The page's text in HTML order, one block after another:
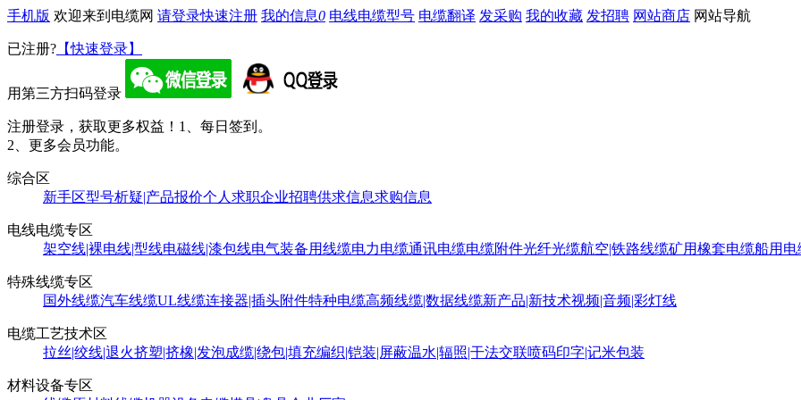
手机版 欢迎来到电缆网 请登录快速注册 我的信息0 电线电缆型号 电缆翻译 发采购 我的收藏 发招聘 网站商店 网站导航
已注册? 【快速登录】
用第三方扫码登录
注册登录，获取更多权益！ 1、每日签到。
2、更多会员功能。
综合区
新手区型号析疑|产品报价个人求职企业招聘供求信息求购信息
电线电缆专区
架空线|裸电线|型线电磁线|漆包线电气装备用线缆电力电缆通讯电缆电缆附件光纤光缆航空|铁路线缆矿用橡套电缆船用电
特殊线缆专区
国外线缆汽车线缆UL线缆连接器|插头附件特种电缆高频线缆|数据线缆新产品|新技术视频|音频|彩灯线
电缆工艺技术区
拉丝|绞线|退火挤塑|挤橡|发泡成缆|绕包|填充编织|铠装|屏蔽温水|辐照|干法交联喷码印字|记米包装
材料设备专区